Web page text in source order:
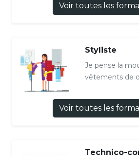
Voir toutes les
Styliste
Je pense la
vêtements de
Voir toutes les
Technico-